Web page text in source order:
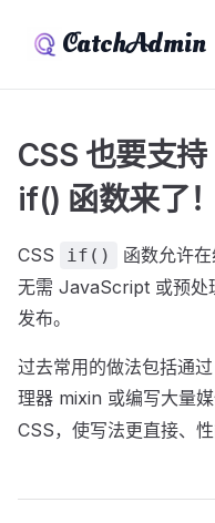
CatchAdmin
CSS 也要支
if() 函数来了！
CSS if()
函数允许
无需 JavaScript 或预处
发布。
过去常用的做法包括通
理器 mixin 或编写大量媒
CSS，使写法更直接、性